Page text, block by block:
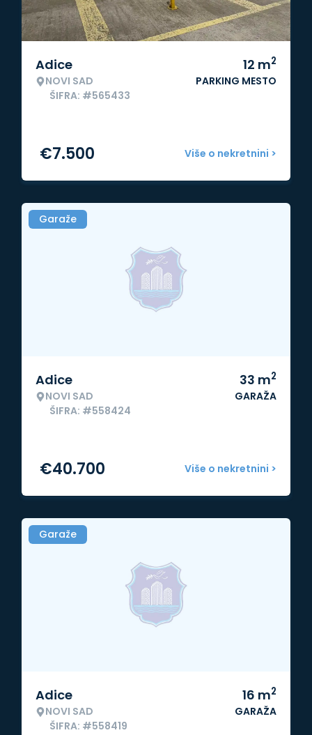
Adice
NOVI SAD
ŠIFRA: #565433
12 m2
PARKING MESTO
Više o nekretnini >
€7.500
Garaže
Adice
NOVI SAD
ŠIFRA: #558424
33 m2
GARAŽA
Više o nekretnini >
€40.700
Garaže
Adice
NOVI SAD
ŠIFRA: #558419
16 m2
GARAŽA